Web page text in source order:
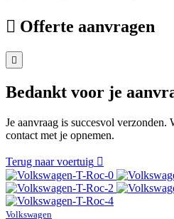
Offerte aanvragen
Bedankt voor je
Je aanvraag is succesvol
contact met je opnemen.
Terug naar voertuig
Volkswagen